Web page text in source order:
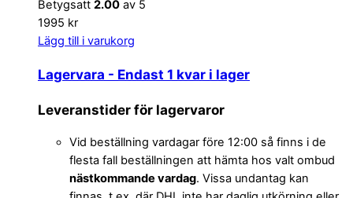
Betygsatt 2.00 av 5
1995 kr
Lägg till i varukorg
Lagervara - Endast 1 kvar i lager
Leveranstider för lagervaror
Vid beställning vardagar före 12:00 så finns i de
flesta fall beställningen att hämta hos valt ombud
nästkommande vardag. Vissa undantag kan